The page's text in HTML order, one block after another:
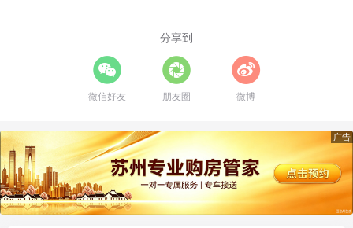
分享到
微信好友 朋友圈 微博
广告